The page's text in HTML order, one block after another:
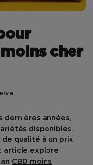
cher
dernières années,
disponibles.
qualité à un prix
article explore
CBD moins